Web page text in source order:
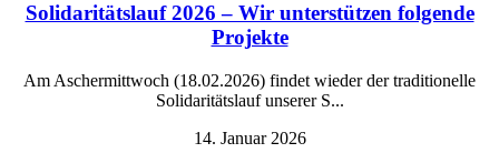
Solidaritätslauf 2026 – Wir unterstützen folgende
Projekte
Am Aschermittwoch (18.02.2026) findet wieder der traditionelle
Solidaritätslauf unserer S...
14. Januar 2026